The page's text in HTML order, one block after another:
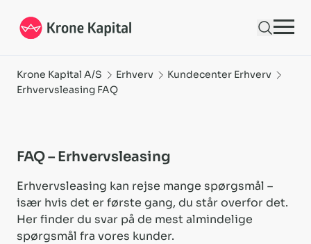
Krone Kapital A/S Erhverv
Kundecenter Erhverv
Erhvervsleasing FAQ
FAQ – Erhvervsleasing
Erhvervsleasing kan rejse mange spørgsmål –
især hvis det er første gang, du står overfor det.
Her finder du svar på de mest almindelige
spørgsmål fra vores kunder.